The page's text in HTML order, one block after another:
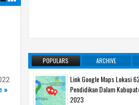
»
POPULARS ARCHIVE
Link Google Maps Lokasi
Pendidikan Dalam
2023